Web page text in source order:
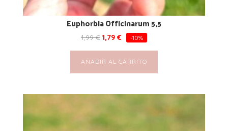
Euphorbia Officinarum 5,5
1,99€ 1,79 € -10%
AÑADIR AL CARRITO